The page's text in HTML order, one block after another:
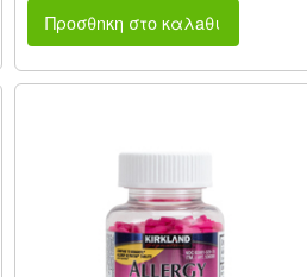
Προσθnκη στο καλaθι